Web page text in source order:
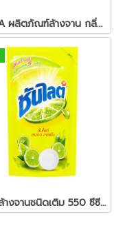
MOSA ผลิตภัณฑ์ล้างจาน กลิ่นมะนาว
น้ำยาล้างจานชนิดเติม 550 ซีซี. ซันไลต์